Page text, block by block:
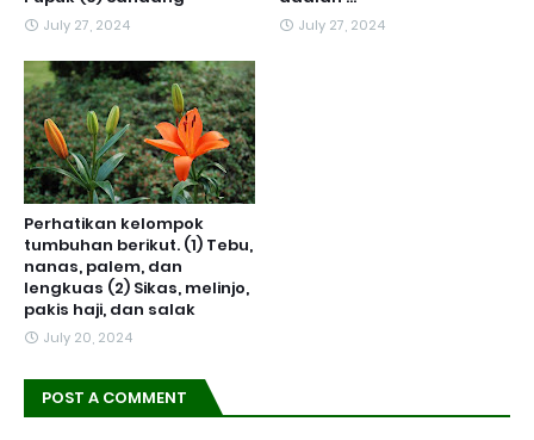
July 27, 2024 July 27, 2024
Perhatikan kelompok
tumbuhan berikut. (1) Tebu,
nanas, palem, dan
lengkuas (2) Sikas, melinjo,
pakis haji, dan salak
July 20, 2024
POST A COMMENT